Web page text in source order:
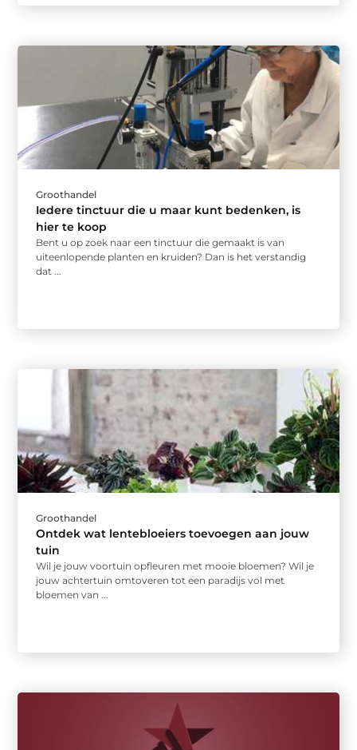
Groothandel
Iedere tinctuur die u maar kunt bedenken, is
hier te koop
Bent u op zoek naar een tinctuur die gemaakt is van
uiteenlopende planten en kruiden? Dan is het verstandig
dat ...
Groothandel
Ontdek wat lentebloeiers toevoegen aan jouw
tuin
Wil je jouw voortuin opfleuren met mooie bloemen? Wil je
jouw achtertuin omtoveren tot een paradijs vol met
bloemen van ...